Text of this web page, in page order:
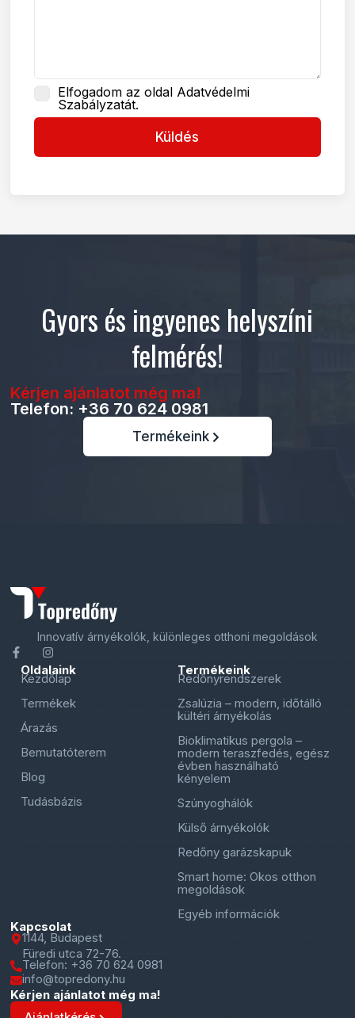
Elfogadom az oldal Adatvédelmi
Szabályzatát.
Küldés
Gyors és ingyenes helyszíni
felmérés!
Kérjen ajánlatot még ma!
Telefon: +36 70 624 0981
Termékeink
Innovatív árnyékolók, különleges otthoni megoldások
Oldalaink
Kezdőlap
Termékek
Árazás
Bemutatóterem
Blog
Tudásbázis
Termékeink
Redőnyrendszerek
Zsalúzia – modern, időtálló
kültéri árnyékolás
Bioklimatikus pergola –
modern teraszfedés, egész
évben használható
kényelem
Szúnyoghálók
Külső árnyékolók
Redőny garázskapuk
Smart home: Okos otthon
megoldások
Egyéb információk
Kapcsolat
1144, Budapest
Füredi utca 72-76.
Telefon: +36 70 624 0981
info@topredony.hu
Kérjen ajánlatot még ma!